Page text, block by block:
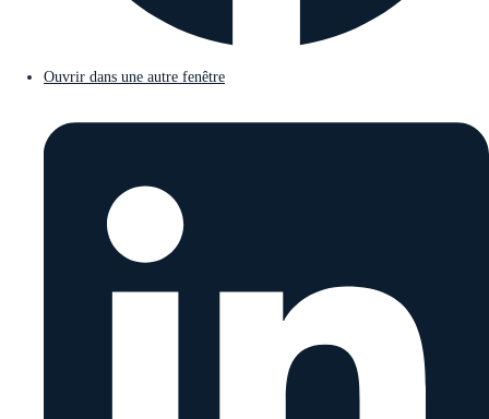
Ouvrir dans une autre fenêtre